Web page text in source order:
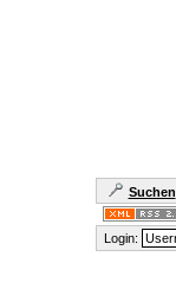
Suchen
Login: